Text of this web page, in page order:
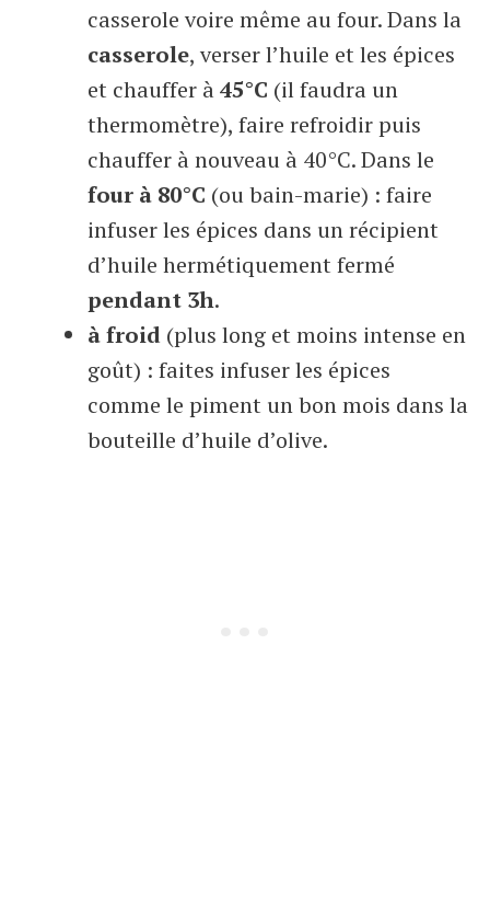
casserole voire même au four. Dans la
casserole, verser l’huile et les épices
et chauffer à45°C (il faudra un
thermomètre), faire refroidir puis
chauffer à nouveau à 40°C. Dans le
four à 80°C (ou bain-marie) : faire
infuser les épices dans un récipient
d’huile hermétiquement fermé
pendant 3h.
à froid (plus long et moins intense en
goût) : faites infuser les épices
comme le piment un bon mois dans la
bouteille d’huile d’olive.